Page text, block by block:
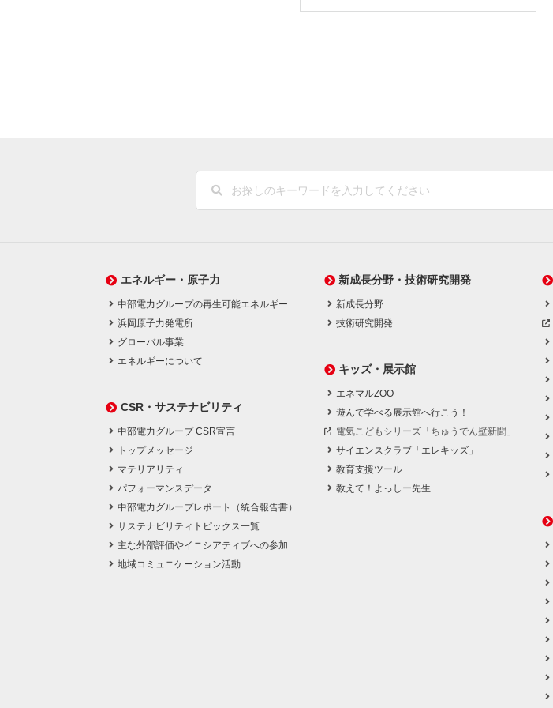
エネルギー・原子力
中部電力グループの再生可能エネルギー
浜岡原子力発電所
グローバル事業
エネルギーについて
CSR・サステナビリティ
中部電力グループ CSR宣言
トップメッセージ
マテリアリティ
パフォーマンスデータ
中部電力グループレポート（統合報告書）
サステナビリティトピックス一覧
主な外部評価やイニシアティブへの参加
地域コミュニケーション活動
新成長分野・技術研究開発
新成長分野
技術研究開発
キッズ・展示館
エネマルZOO
遊んで学べる展示館へ行こう！
電気こどもシリーズ「ちゅうでん壁新聞」
サイエンスクラブ「エレキッズ」
教育支援ツール
教えて！よっしー先生